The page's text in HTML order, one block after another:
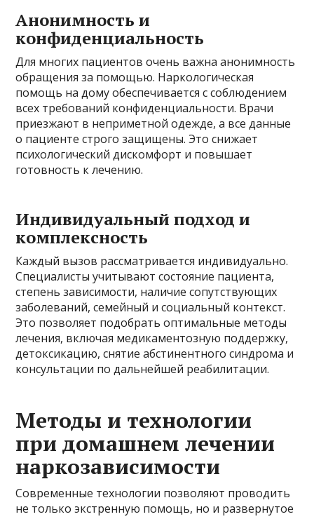
Анонимность и
конфиденциальность
Для многих пациентов очень важна анонимность
обращения за помощью. Наркологическая
помощь на дому обеспечивается с соблюдением
всех требований конфиденциальности. Врачи
приезжают в неприметной одежде, а все данные
о пациенте строго защищены. Это снижает
психологический дискомфорт и повышает
готовность к лечению.
Индивидуальный подход и
комплексность
Каждый вызов рассматривается индивидуально.
Специалисты учитывают состояние пациента,
степень зависимости, наличие сопутствующих
заболеваний, семейный и социальный контекст.
Это позволяет подобрать оптимальные методы
лечения, включая медикаментозную поддержку,
детоксикацию, снятие абстинентного синдрома и
консультации по дальнейшей реабилитации.
Методы и технологии
при домашнем лечении
наркозависимости
Современные технологии позволяют проводить
не только экстренную помощь, но и развернутое